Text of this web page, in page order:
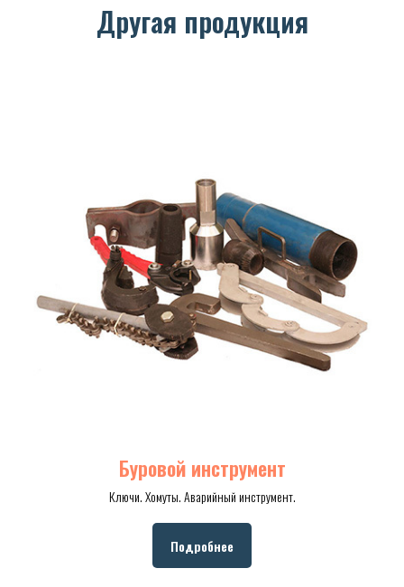
Другая продукция
Буровой инструмент
Ключи. Хомуты. Аварийный инструмент.
Подробнее